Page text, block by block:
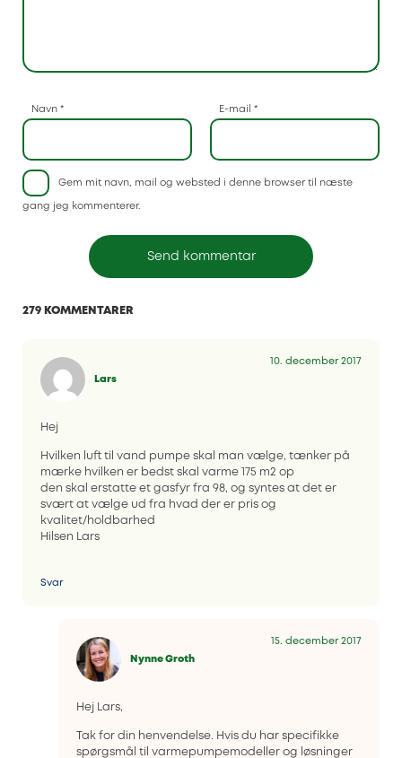
Navn * E-mail *
Gem mit navn, mail og websted i denne browser til næste
gang jeg kommenterer.
279 KOMMENTARER
Lars
10. december 2017
Hej
Hvilken luft til vand pumpe skal man vælge, tænker på
mærke hvilken er bedst skal varme 175 m2 op
den skal erstatte et gasfyr fra 98, og syntes at det er
svært at vælge ud fra hvad der er pris og
kvalitet/holdbarhed
Hilsen Lars
Svar
Nynne Groth
15. december 2017
Hej Lars,
Tak for din henvendelse. Hvis du har specifikke
spørgsmål til varmepumpemodeller og løsninger